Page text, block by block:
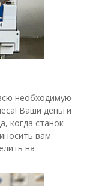
необходимую
Ваши деньги
когда станок
вам
на